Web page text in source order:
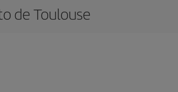
de Toulouse